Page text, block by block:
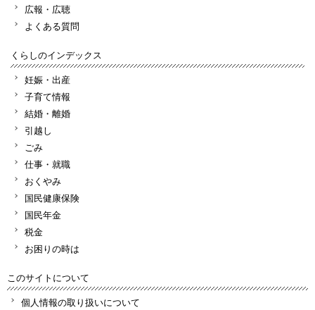
広報・広聴
よくある質問
くらしのインデックス
妊娠・出産
子育て情報
結婚・離婚
引越し
ごみ
仕事・就職
おくやみ
国民健康保険
国民年金
税金
お困りの時は
このサイトについて
個人情報の取り扱いについて